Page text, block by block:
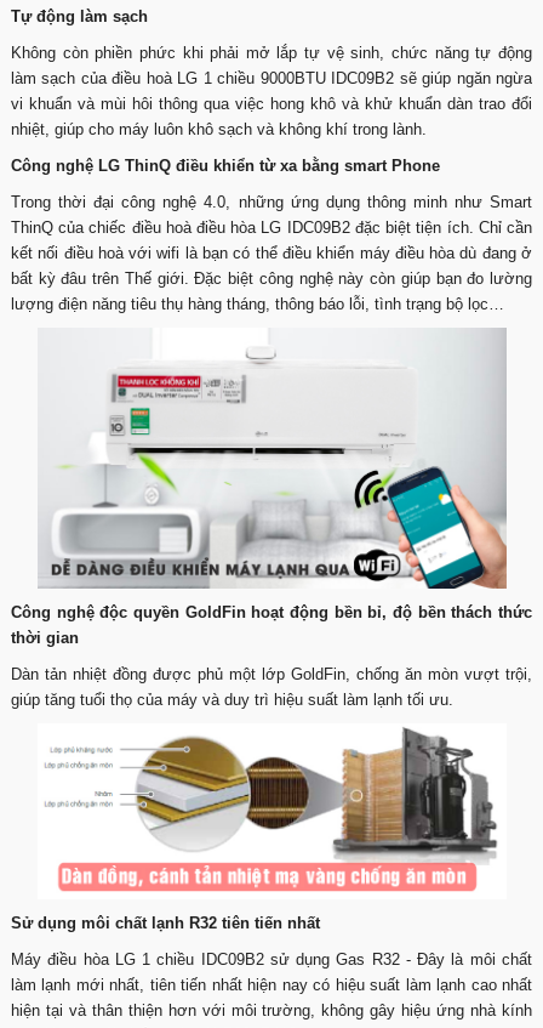
Tự động làm sạch
Không còn phiền phức khi phải mở lắp tự vệ sinh, chức năng tự động
làm sạch của điều hoà LG 1 chiều 9000BTU IDC09B2 sẽ giúp ngăn ngừa
vi khuẩn và mùi hôi thông qua việc hong khô và khử khuẩn dàn trao đổi
nhiệt, giúp cho máy luôn khô sạch và không khí trong lành.
Công nghệ LG ThinQ điều khiển từ xa bằng smart Phone
Trong thời đại công nghệ 4.0, những ứng dụng thông minh như Smart
ThinQ của chiếc điều hoà điều hòa LG IDC09B2 đặc biệt tiện ích. Chỉ cần
kết nối điều hoà với wifi là bạn có thể điều khiển máy điều hòa dù đang ở
bất kỳ đâu trên Thế giới. Đặc biệt công nghệ này còn giúp bạn đo lường
lượng điện năng tiêu thụ hàng tháng, thông báo lỗi, tình trạng bộ lọc…
Công nghệ độc quyền GoldFin hoạt động bền bỉ, độ bền thách thức
thời gian
Dàn tản nhiệt đồng được phủ một lớp GoldFin, chống ăn mòn vượt trội,
giúp tăng tuổi thọ của máy và duy trì hiệu suất làm lạnh tối ưu.
Sử dụng môi chất lạnh R32 tiên tiến nhất
Máy điều hòa LG 1 chiều IDC09B2 sử dụng Gas R32 - Đây là môi chất
làm lạnh mới nhất, tiên tiến nhất hiện nay có hiệu suất làm lạnh cao nhất
hiện tại và thân thiện hơn với môi trường, không gây hiệu ứng nhà kính